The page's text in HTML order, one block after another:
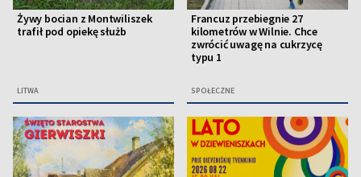
Żywy bocian z Montwiliszek
trafił pod opiekę służb
LITWA
Francuz przebiegnie 27
kilometrów w Wilnie. Chce
zwrócić uwagę na cukrzycę
typu 1
SPOŁECZNE